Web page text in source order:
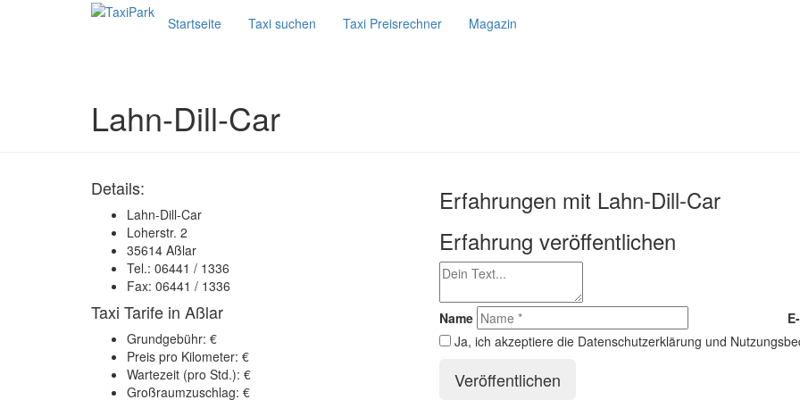
Startseite Taxi suchen Taxi Preisrechner Magazin
Lahn-Dill-Car
Details:
Lahn-Dill-Car
Loherstr. 2
35614 Aßlar
Tel.: 06441 / 1336
Fax: 06441 / 1336
Taxi Tarife in Aßlar
Grundgebühr: €
Preis pro Kilometer: €
Wartezeit (pro Std.): €
Großraumzuschlag: €
Erfahrungen mit Lahn-Dill-Car
Erfahrung veröffentlichen
Name
Ja, ich akzeptiere die Datenschutzerklärung und